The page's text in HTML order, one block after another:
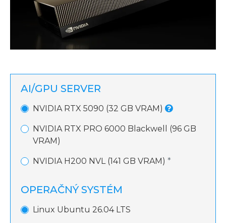
AI/GPU SERVER
NVIDIA RTX 5090 (32 GB VRAM)
NVIDIA RTX PRO 6000 Blackwell (96 GB
VRAM)
NVIDIA H200 NVL (141 GB VRAM) *
OPERAČNÝ SYSTÉM
Linux Ubuntu 26.04 LTS